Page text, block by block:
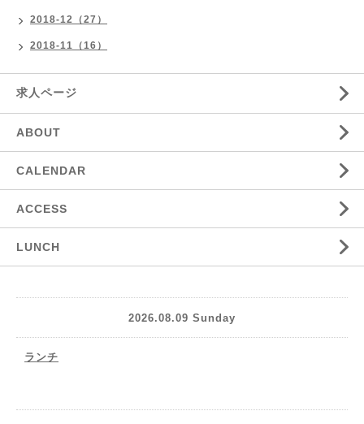
2018-12（27）
2018-11（16）
求人ページ
ABOUT
CALENDAR
ACCESS
LUNCH
2026.08.09 Sunday
ランチ